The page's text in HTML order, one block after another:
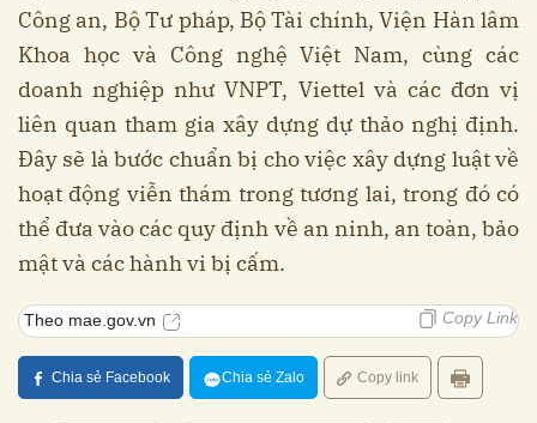
Công an, Bộ Tư pháp, Bộ Tài chính, Viện Hàn lâm
Khoa học và Công nghệ Việt Nam, cùng các
doanh nghiệp như VNPT, Viettel và các đơn vị
liên quan tham gia xây dựng dự thảo nghị định.
Đây sẽ là bước chuẩn bị cho việc xây dựng luật về
hoạt động viễn thám trong tương lai, trong đó có
thể đưa vào các quy định về an ninh, an toàn, bảo
mật và các hành vi bị cấm.
Theo mae.gov.vn Copy Link
Chia sẻ Facebook Chia sẻ Zalo Copy link